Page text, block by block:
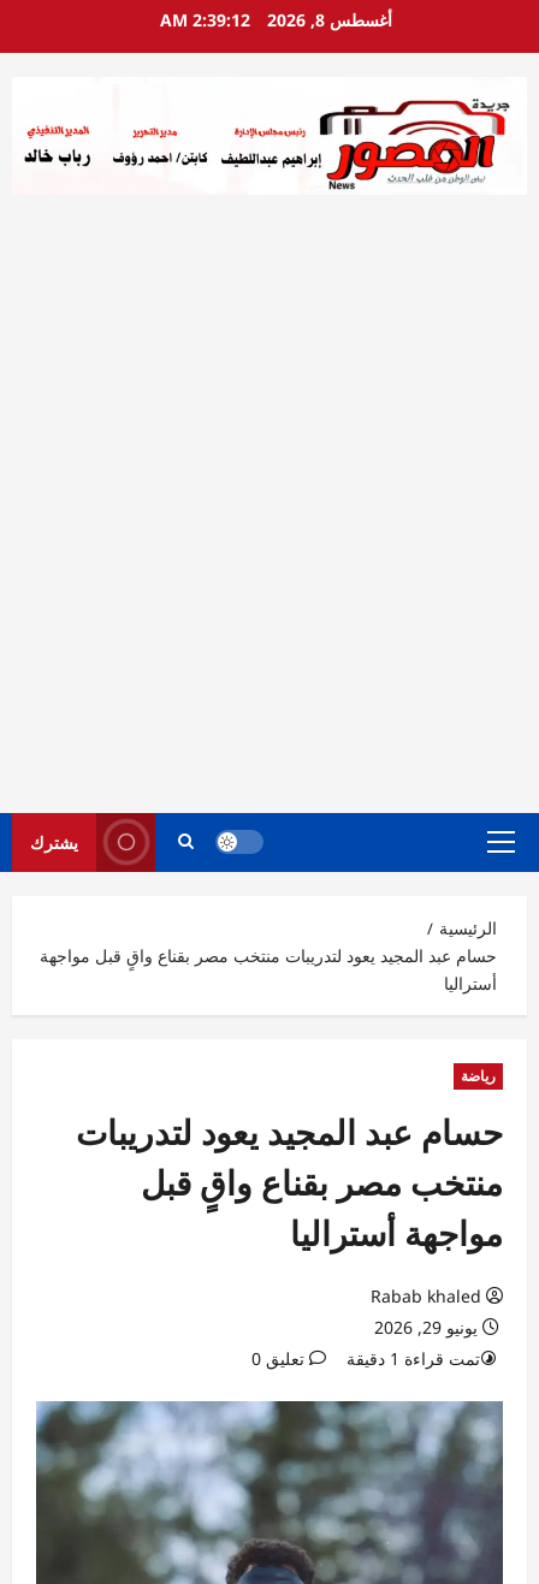
أغسطس 8, 2026 2:39:13 AM
القائمة
يشترك
الرئيسية
حسام عبد المجيد يعود لتدريبات منتخب مصر بقناع واقٍ قبل مواجهة
أستراليا
رياضة
حسام عبد المجيد يعود لتدريبات
منتخب مصر بقناع واقٍ قبل
مواجهة أستراليا
Rabab khaled
يونيو 29, 2026
تمت قراءة 1 دقيقة
تعليق 0